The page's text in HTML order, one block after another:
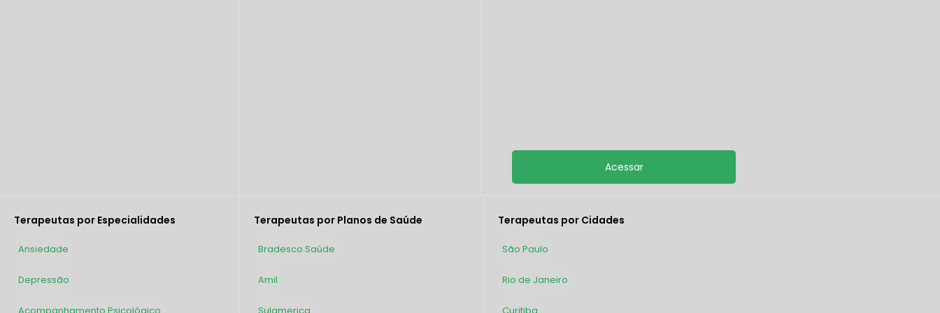
Terapeutas por Especialidades
Ansiedade
Depressão
Acompanhamento Psicológico
Terapeutas por Planos de Saúde
Bradesco Saúde
Amil
Sulamerica
Terapeutas por Cidades
São Paulo
Rio de Janeiro
Curitiba